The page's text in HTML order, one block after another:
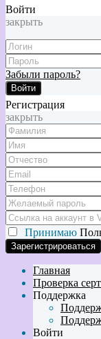
Войти
закрыть
Забыли пароль?
Войти
Регистрация
закрыть
Принимаю
Главная
Проверка
Поддержка
Войти